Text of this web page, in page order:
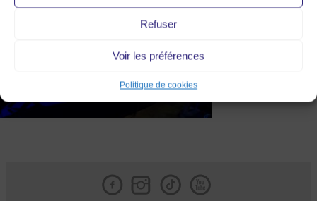
Refuser
Voir les préférences
Politique de cookies